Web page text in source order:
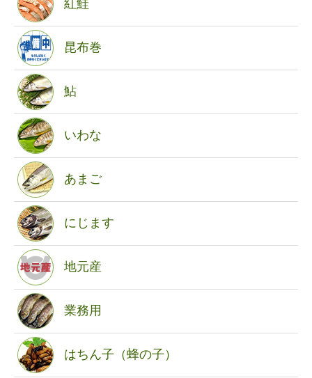
紅鮭
昆布巻
鮎
いわな
あまご
にじます
地元産
業務用
はちん子（蜂の子）